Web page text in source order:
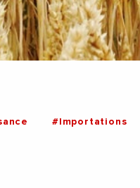
#Importations